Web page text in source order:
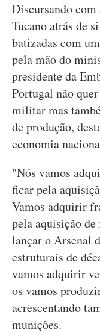
Discursando com
Tucano atrás de
batizadas com
pela mão do
presidente da
Portugal não
militar mas
de produção,
economia
"Nós vamos
ficar pela
Vamos adquirir
pela aquisição de
lançar o Arsenal
estruturais de
vamos adquirir
os vamos
acrescentando
munições.